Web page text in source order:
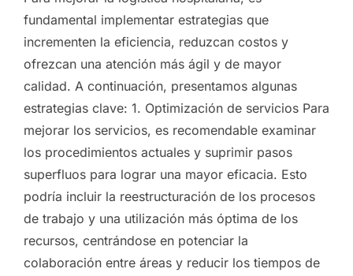
fundamental implementar estrategias que
incrementen la eficiencia, reduzcan costos y
ofrezcan una atención más ágil y de mayor
calidad. A continuación, presentamos algunas
estrategias clave: 1. Optimización de servicios Para
mejorar los servicios, es recomendable examinar
los procedimientos actuales y suprimir pasos
superfluos para lograr una mayor eficacia. Esto
podría incluir la reestructuración de los procesos
de trabajo y una utilización más óptima de los
recursos, centrándose en potenciar la
colaboración entre áreas y reducir los tiempos de